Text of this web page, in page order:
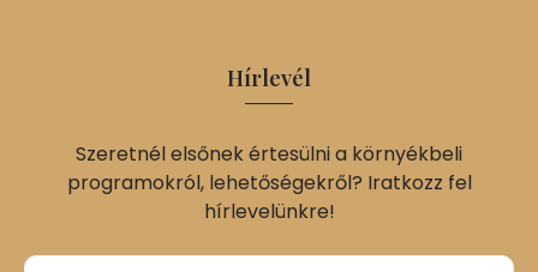
Hírlevél
Szeretnél elsőnek értesülni a környékbeli
programokról, lehetőségekről? Iratkozz fel
hírlevelünkre!